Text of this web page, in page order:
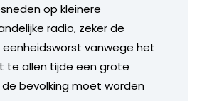
op kleinere
radio, zeker de
vanwege het
te allen tijde een grote
bevolking moet worden